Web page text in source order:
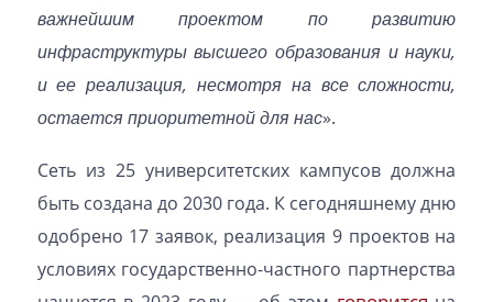
важнейшим проектом по развитию
инфраструктуры высшего образования и науки,
и ее реализация, несмотря на все сложности,
остается приоритетной для нас».
Сеть из 25 университетских кампусов должна
быть создана до 2030 года. К сегодняшнему дню
одобрено 17 заявок, реализация 9 проектов на
условиях государственно-частного партнерства